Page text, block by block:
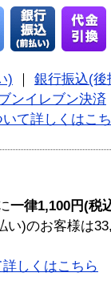
)
銀行振込(後
ンイレブン決済
て詳しくはこ
一律1,100円(税
)のお客様は
しくはこちら